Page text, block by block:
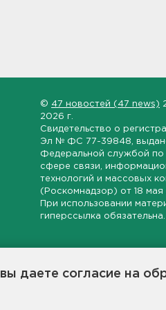
даете согласие на
© 47 новостей (47 news)
2026 г.
Свидетельство о
Эл № ФС 77-39848 ,
Федеральной службой по
сфере связи,
технологий и массовых
(Роскомнадзор) от 18 мая
При использовании
гиперссылка обязательна.
инвестиционной активности в
и конструктивной площадкой